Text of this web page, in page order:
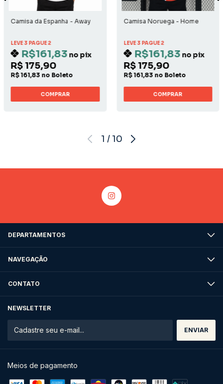
Camisa da Espanha - Away
LEVE 3 PAGUE 2
R$161,83 no pix
R$ 175,90
R$ 161,83 no Boleto
COMPRAR
Camisa Noruega - Home
LEVE 3 PAGUE 2
R$161,83no pix
R$ 175,90
R$ 161,83 no Boleto
COMPRAR
1 / 10
DEPARTAMENTOS
NAVEGAÇÃO
CONTATO
NEWSLETTER
Meios de pagamento